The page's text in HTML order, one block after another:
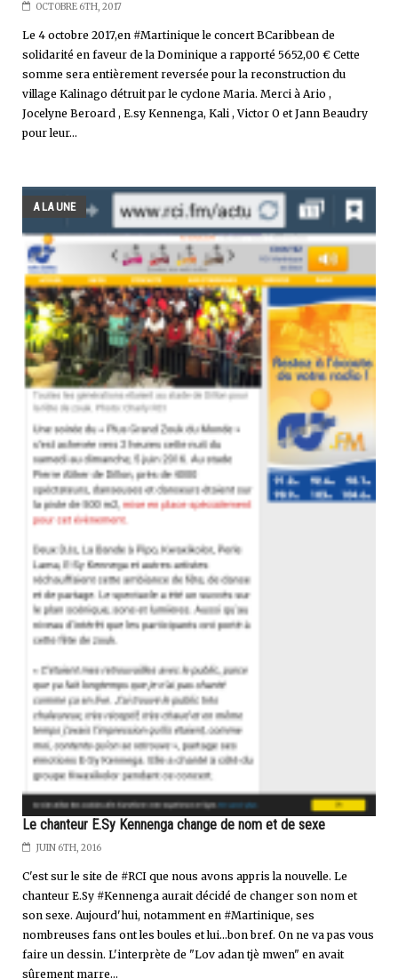
OCTOBRE 6TH, 2017
Le 4 octobre 2017,en #Martinique le concert BCaribbean de
solidarité en faveur de la Dominique a rapporté 5652,00 € Cette
somme sera entièrement reversée pour la reconstruction du
village Kalinago détruit par le cyclone Maria. Merci à Ario ,
Jocelyne Beroard , E.sy Kennenga, Kali , Victor O et Jann Beaudry
pour leur...
A LA UNE
Le chanteur E.Sy Kennenga change de nom et de sexe
JUIN 6TH, 2016
C'est sur le site de #RCI que nous avons appris la nouvelle. Le
chanteur E.Sy #Kennenga aurait décidé de changer son nom et
son sexe. Aujourd'hui, notamment en #Martinique, ses
nombreuses fans ont les boules et lui...bon bref. On ne va pas vous
faire un dessin. L'interprète de "Lov adan tjè mwen" en avait
sûrement marre...